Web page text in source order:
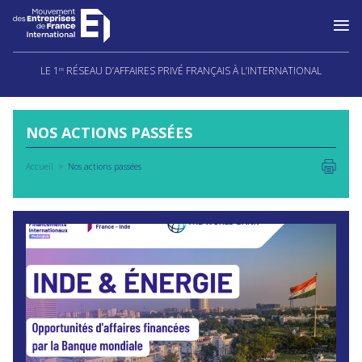
Aller
LE 1 ER RÉSEAU D’AFFAIRES PRIVÉ FRANÇAIS À L’INTERNATIONAL
NOS ACTIONS PASSÉES
Accueil Nos actions passées